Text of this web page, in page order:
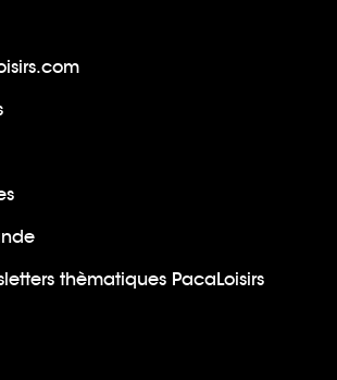
thèmatiques PacaLoisirs